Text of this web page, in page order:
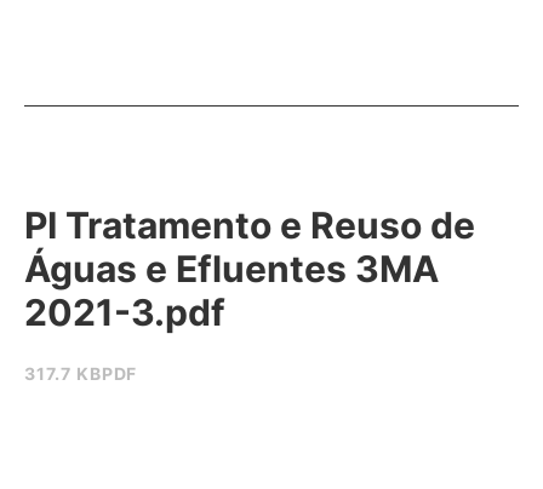
317.7 KBPDF
PI Tratamento e Reuso de
Águas e Efluentes 3MA
2021-3.pdf